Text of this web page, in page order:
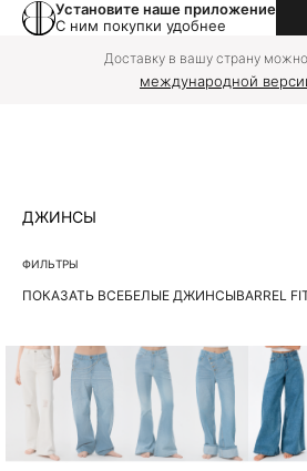
Установите наше приложение
С ним покупки удобнее
Доставку в вашу страну
международной
ДЖИНСЫ
ФИЛЬТРЫ
ПОКАЗАТЬ ВСЕБЕЛЫЕ ДЖИНСЫBARREL